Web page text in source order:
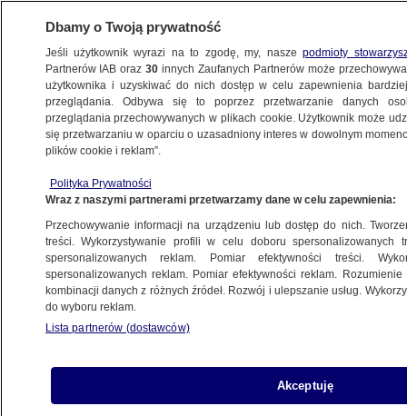
METEO
ŚWIAT
kompletnie wyczerpanych"
Damian Dziugieł
29.05.2026, 17:38
Posłuchaj artykułu
Czyta lektor AI
"To codzienna rzeczywistość, która wpływa na
nasze warunki życia" - tak hiszpańska gazeta "El
Pais" komentuje falę upałów, która w maju nęka
Dbamy o Twoją prywatność
Jeśli użytkownik wyrazi na to zgodę, my, naszepodmioty
Partnerów IAB oraz30 innych Zaufanych Partnerów może
użytkownika i uzyskiwać do nich dostęp w celu zapewnienia
przeglądania. Odbywa się to poprzez przetwarzanie danych
przeglądania przechowywanych w plikach cookie. Użytkownik może
się przetwarzaniu w oparciu o uzasadniony interes w dowolnym
plików cookie i reklam”.
Polityka Prywatności
Wraz z naszymi partnerami przetwarzamy dane w celu zapewnienia:
Przechowywanie informacji na urządzeniu lub dostęp do nich.
treści. Wykorzystywanie profili w celu doboru spersonalizowanych
spersonalizowanych reklam. Pomiar efektywności treści.
spersonalizowanych reklam. Pomiar efektywności reklam.
kombinacji danych z różnych źródeł. Rozwój i ulepszanie usług.
do wyboru reklam.
Lista partnerów (dostawców)
Akceptuję